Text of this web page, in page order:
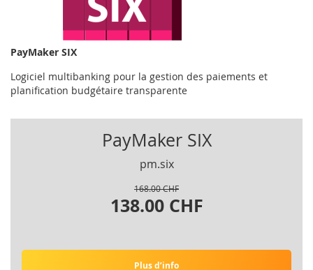
PayMaker SIX
Logiciel multibanking pour la gestion des paiements et
planification budgétaire transparente
PayMaker SIX
pm.six
168.00 CHF
138.00 CHF
Plus d’info